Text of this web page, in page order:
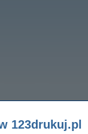
123drukuj.pl